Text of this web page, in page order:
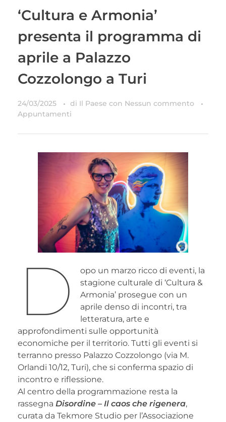
‘Cultura e Armonia’
presenta il programma di
aprile a Palazzo
Cozzolongo a Turi
24/03/2025 di Il Paese con Nessun commento
Appuntamenti
D
opo un marzo ricco di eventi, la
stagione culturale di ‘Cultura &
Armonia’ prosegue con un
aprile denso di incontri, tra
letteratura, arte e
approfondimenti sulle opportunità
economiche per il territorio. Tutti gli eventi si
terranno presso Palazzo Cozzolongo (via M.
Orlandi 10/12, Turi), che si conferma spazio di
incontro e riflessione.
Al centro della programmazione resta la
rassegna Disordine – Il caos che rigenera,
curata da Tekmore Studio per l’Associazione